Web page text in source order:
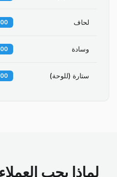
لحاف QR
وسادة QR
ستارة (للوحة) QR
لماذا يحب